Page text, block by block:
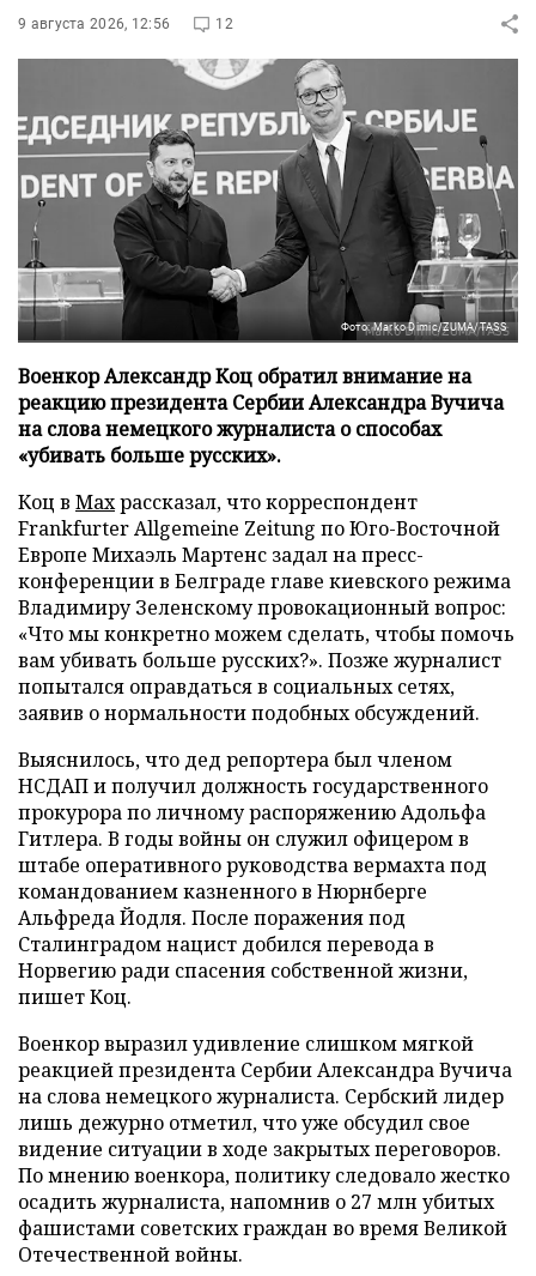
9 августа 2026, 12:56 12
Фото: Marko Dimic/ZUMA/TASS
Военкор Александр Коц обратил внимание на
реакцию президента Сербии Александра Вучича
на слова немецкого журналиста о способах
«убивать больше русских».
Коц в Махрассказал, что корреспондент
Frankfurter Allgemeine Zeitung по Юго-Восточной
Европе Михаэль Мартенс задал на пресс-
конференции в Белграде главе киевского режима
Владимиру Зеленскому провокационный вопрос:
«Что мы конкретно можем сделать, чтобы помочь
вам убивать больше русских?». Позже журналист
попытался оправдаться в социальных сетях,
заявив о нормальности подобных обсуждений.
Выяснилось, что дед репортера был членом
НСДАП и получил должность государственного
прокурора по личному распоряжению Адольфа
Гитлера. В годы войны он служил офицером в
штабе оперативного руководства вермахта под
командованием казненного в Нюрнберге
Альфреда Йодля. После поражения под
Сталинградом нацист добился перевода в
Норвегию ради спасения собственной жизни,
пишет Коц.
Военкор выразил удивление слишком мягкой
реакцией президента Сербии Александра Вучича
на слова немецкого журналиста. Сербский лидер
лишь дежурно отметил, что уже обсудил свое
видение ситуации в ходе закрытых переговоров.
По мнению военкора, политику следовало жестко
осадить журналиста, напомнив о 27 млн убитых
фашистами советских граждан во время Великой
Отечественной войны.